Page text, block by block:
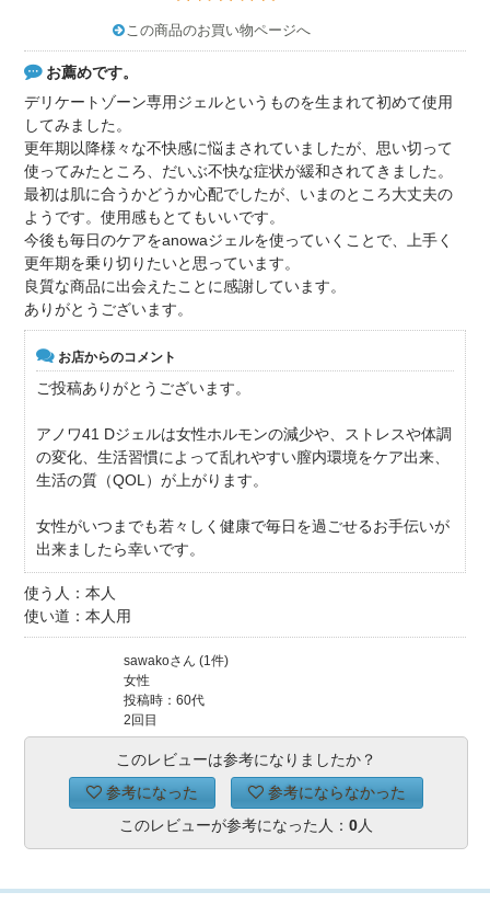
この商品のお買い物ページへ
お薦めです。
デリケートゾーン専用ジェルというものを生まれて初めて使用
してみました。
更年期以降様々な不快感に悩まされていましたが、思い切って
使ってみたところ、だいぶ不快な症状が緩和されてきました。
最初は肌に合うかどうか心配でしたが、いまのところ大丈夫の
ようです。使用感もとてもいいです。
今後も毎日のケアをanowaジェルを使っていくことで、上手く
更年期を乗り切りたいと思っています。
良質な商品に出会えたことに感謝しています。
ありがとうございます。
お店からのコメント
ご投稿ありがとうございます。
アノワ41 Dジェルは女性ホルモンの減少や、ストレスや体調
の変化、生活習慣によって乱れやすい膣内環境をケア出来、
生活の質（QOL）が上がります。
女性がいつまでも若々しく健康で毎日を過ごせるお手伝いが
出来ましたら幸いです。
使う人：本人
使い道：本人用
sawakoさん (1件)
女性
投稿時：60代
2回目
このレビューは参考になりましたか？
参考になった
参考にならなかった
このレビューが参考になった人： 0人